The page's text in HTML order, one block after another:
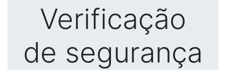
Verificação
de segurança